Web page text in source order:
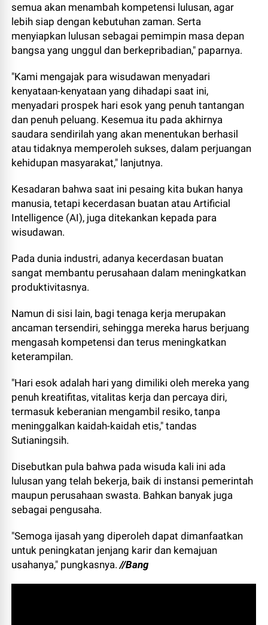
semua akan menambah kompetensi lulusan, agar
lebih siap dengan kebutuhan zaman. Serta
menyiapkan lulusan sebagai pemimpin masa depan
bangsa yang unggul dan berkepribadian," paparnya.
"Kami mengajak para wisudawan menyadari
kenyataan-kenyataan yang dihadapi saat ini,
menyadari prospek hari esok yang penuh tantangan
dan penuh peluang. Kesemua itu pada akhirnya
saudara sendirilah yang akan menentukan berhasil
atau tidaknya memperoleh sukses, dalam perjuangan
kehidupan masyarakat," lanjutnya.
Kesadaran bahwa saat ini pesaing kita bukan hanya
manusia, tetapi kecerdasan buatan atau Artificial
Intelligence (AI), juga ditekankan kepada para
wisudawan.
Pada dunia industri, adanya kecerdasan buatan
sangat membantu perusahaan dalam meningkatkan
produktivitasnya.
Namun di sisi lain, bagi tenaga kerja merupakan
ancaman tersendiri, sehingga mereka harus berjuang
mengasah kompetensi dan terus meningkatkan
keterampilan.
"Hari esok adalah hari yang dimiliki oleh mereka yang
penuh kreatifitas, vitalitas kerja dan percaya diri,
termasuk keberanian mengambil resiko, tanpa
meninggalkan kaidah-kaidah etis," tandas
Sutianingsih.
Disebutkan pula bahwa pada wisuda kali ini ada
lulusan yang telah bekerja, baik di instansi pemerintah
maupun perusahaan swasta. Bahkan banyak juga
sebagai pengusaha.
"Semoga ijasah yang diperoleh dapat dimanfaatkan
untuk peningkatan jenjang karir dan kemajuan
usahanya," pungkasnya.//Bang